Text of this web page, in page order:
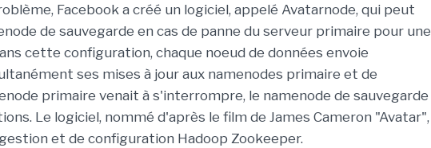
Facebook a créé un logiciel, appelé Avatarnode, qui peut
de sauvegarde en cas de panne du serveur primaire pour une
cette configuration, chaque noeud de données envoie
ses mises à jour aux namenodes primaire et de
primaire venait à s'interrompre, le namenode de sauvegarde
Le logiciel, nommé d'après le film de James Cameron "Avatar",
et de configuration Hadoop Zookeeper.